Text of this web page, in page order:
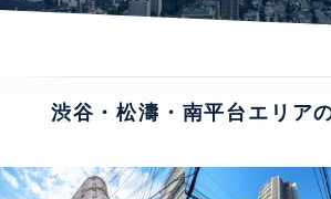
渋谷・松濤・南平台エリア